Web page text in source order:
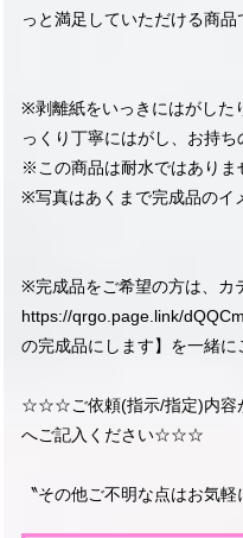
っと満足していただける商品
※剥離紙をいっきにはがした
っくり丁寧にはがし、お持ち
※この商品は耐水ではありま
※写真はあくまで完成品のイ
※完成品をご希望の方は、
https://qrgo.page.link/dQQCm
の完成品にします】を一緒に
☆☆☆ご依頼(指示/指定)内容
へご記入ください☆☆☆
〝その他ご不明な点はお気